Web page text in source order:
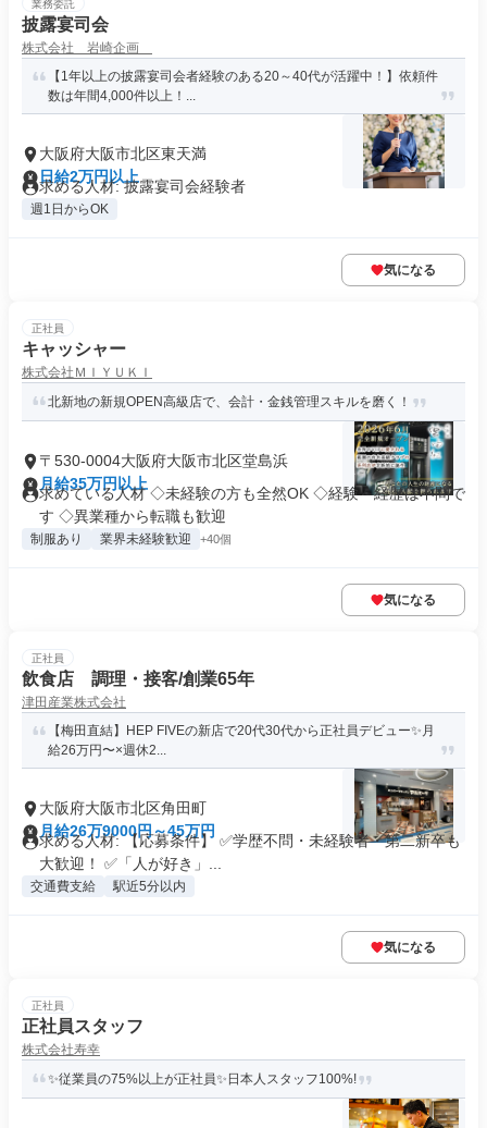
業務委託
披露宴司会
株式会社 岩崎企画
【1年以上の披露宴司会者経験のある20～40代が活躍中！】依頼件
数は年間4,000件以上！...
大阪府大阪市北区東天満
日給2万円以上
求める人材: 披露宴司会経験者
週1日からOK
気になる
正社員
キャッシャー
株式会社ＭＩＹＵＫＩ
北新地の新規OPEN高級店で、会計・金銭管理スキルを磨く！
〒530-0004大阪府大阪市北区堂島浜
月給35万円以上
求めている人材 ◇未経験の方も全然OK ◇経験・経歴は不問で
す ◇異業種から転職も歓迎
制服あり 業界未経験歓迎 +40個
気になる
正社員
飲食店 調理・接客/創業65年
津田産業株式会社
【梅田直結】HEP FIVEの新店で20代30代から正社員デビュー✨月
給26万円〜×週休2...
大阪府大阪市北区角田町
月給26万9000円～45万円
求める人材: 【応募条件】 ✅学歴不問・未経験者・第二新卒も
大歓迎！ ✅「人が好き」...
交通費支給 駅近5分以内
気になる
正社員
正社員スタッフ
株式会社寿幸
✨従業員の75%以上が正社員✨日本人スタッフ100%!